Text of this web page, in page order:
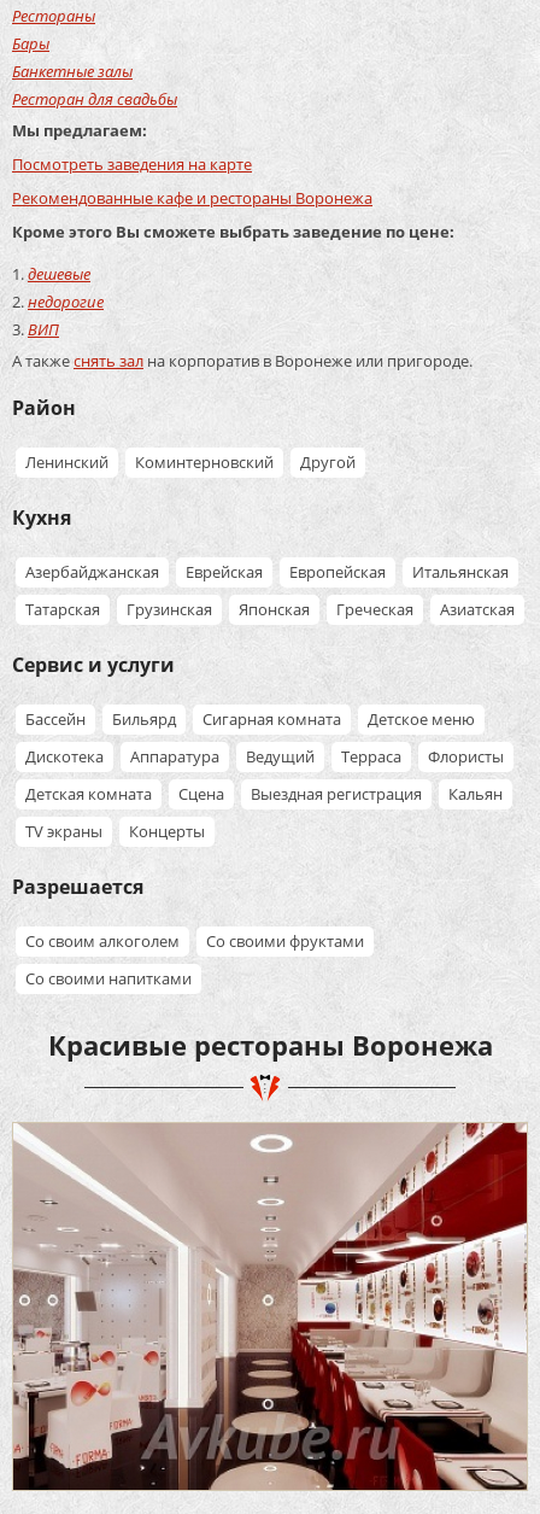
Рестораны
Бары
Банкетные залы
Ресторан для свадьбы
Мы предлагаем:
Посмотреть заведения на карте
Рекомендованные кафе и рестораны Воронежа
Кроме этого Вы сможете выбрать заведение по цене:
дешевые
недорогие
ВИП
А такжеснять зал на корпоратив в Воронеже или пригороде.
Район
Ленинский Коминтерновский Другой
Кухня
Азербайджанская Еврейская Европейская
Итальянская
Татарская
Грузинская Японская Греческая Азиатская
Сервис и услуги
Бассейн Бильярд Сигарная комната
Детское меню
Дискотека
Аппаратура Ведущий Терраса
Флористы
Детская комната
Сцена Выездная регистрация
Кальян
TV экраны
Концерты
Разрешается
Со своим алкоголем
Со своими фруктами
Со своими напитками
Красивые рестораны Воронежа